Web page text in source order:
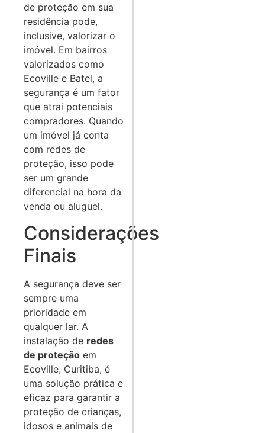
de proteção em sua
residência pode,
inclusive, valorizar o
imóvel. Em bairros
valorizados como
Ecoville e Batel, a
segurança é um fator
que atrai potenciais
compradores. Quando
um imóvel já conta
com redes de
proteção, isso pode
ser um grande
diferencial na hora da
venda ou aluguel.
Considerações
Finais
A segurança deve ser
sempre uma
prioridade em
qualquer lar. A
instalação de redes
de proteção em
Ecoville, Curitiba, é
uma solução prática e
eficaz para garantir a
proteção de crianças,
idosos e animais de